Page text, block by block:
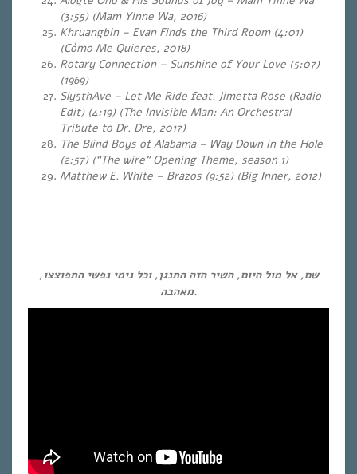
(3:55) (Mam Yinne Wa, 2016)
Khruangbin – Evan Finds the Third Room (4:01)
(Cómo Me Quieres, 2018)
Rotary Connection – Sunshine of Your Love (5:07)
(1969)
Sly5thAve – Let Me Ride feat. Jimetta Rose (Radio
Edit) (4:19) (The Invisible Man: An Orchestral
Tribute to Dr. Dre, 2017)
The Blind Boys of Alabama – Way Down in the Hole
(2:57) (“The wire” Opening Theme, season 1)
Matthew E. White – Brazos (9:52) (Big Inner, 2012)
שם, אל מול היום, השיר הזה התנגן, וכל נימי נפשי התפוצצו,
מאהבה.